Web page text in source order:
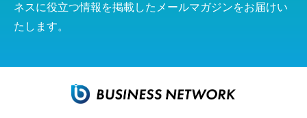
ネスに役立つ情報を掲載したメールマガジンをお届けい
たします。